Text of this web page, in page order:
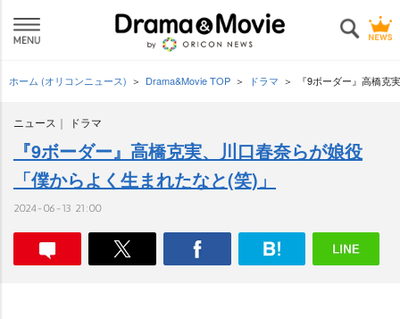
ホーム (オリコンニュース) Drama&Movie TOP ドラマ 『9ボーダー』高橋克
ニュース ドラマ
『9ボーダー』高橋克実、川口春奈らが娘役
「僕からよく生まれたなと(笑)」
2024-06-13 21:00